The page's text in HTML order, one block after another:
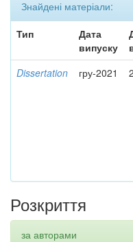
Знайдені матеріали:
Тип
Дата
випуску
Dissertation гру-2021
Розкриття
за авторами